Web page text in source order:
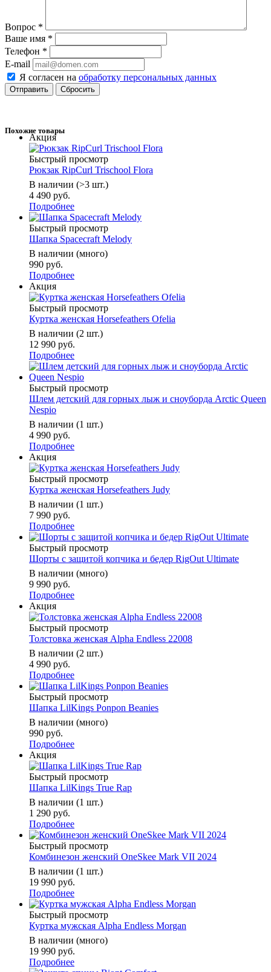
Вопрос *
Ваше имя *
Телефон *
E-mail
Я согласен на обработку персональных данных
Сбросить
Похожие товары
Акция
Быстрый просмотр
Рюкзак RipCurl Trischool Flora
В наличии (>3 шт.)
4 490 руб.
Подробнее
Быстрый просмотр
Шапка Spacecraft Melody
В наличии (много)
990 руб.
Подробнее
Акция
Быстрый просмотр
Куртка женская Horsefeathers Ofelia
В наличии (2 шт.)
12 990 руб.
Подробнее
Быстрый просмотр
Шлем детский для горных лыж и сноуборда Arctic Queen
Nespio
В наличии (1 шт.)
4 990 руб.
Подробнее
Акция
Быстрый просмотр
Куртка женская Horsefeathers Judy
В наличии (1 шт.)
7 990 руб.
Подробнее
Быстрый просмотр
Шорты с защитой копчика и бедер RigOut Ultimate
В наличии (много)
9 990 руб.
Подробнее
Акция
Быстрый просмотр
Толстовка женская Alpha Endless 22008
В наличии (2 шт.)
4 990 руб.
Подробнее
Быстрый просмотр
Шапка LilKings Ponpon Beanies
В наличии (много)
990 руб.
Подробнее
Акция
Быстрый просмотр
Шапка LilKings True Rap
В наличии (1 шт.)
1 290 руб.
Подробнее
Быстрый просмотр
Комбинезон женский OneSkee Mark VII 2024
В наличии (1 шт.)
19 990 руб.
Подробнее
Быстрый просмотр
Куртка мужская Alpha Endless Morgan
В наличии (много)
19 990 руб.
Подробнее